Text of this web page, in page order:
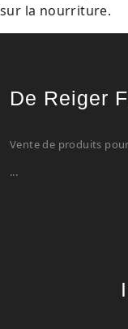
sur la nourriture.
De Reiger
Vente de produits
...